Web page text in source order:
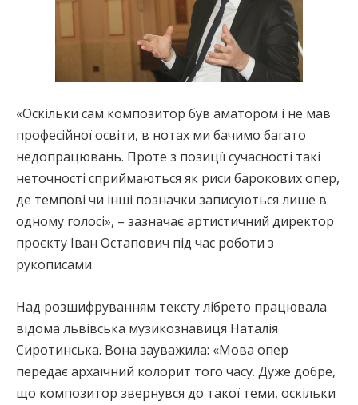
«Оскільки сам композитор був аматором і не мав
професійної освіти, в нотах ми бачимо багато
недопрацювань. Проте з позиції сучасності такі
неточності сприймаються як риси барокових опер,
де темпові чи інші позначки записуються лише в
одному голосі», – зазначає артистичний директор
проєкту Іван Остапович під час роботи з
рукописами.
Над розшифруванням тексту лібрето працювала
відома львівська музикознавиця Наталія
Сиротинська. Вона зауважила: «Мова опер
передає архаїчний колорит того часу. Дуже добре,
що композитор звернувся до такої теми, оскільки